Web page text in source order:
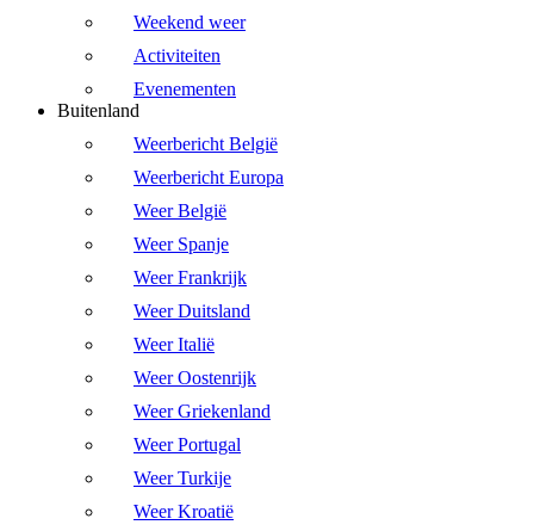
Weekend weer
Activiteiten
Evenementen
Buitenland
Weerbericht België
Weerbericht Europa
Weer België
Weer Spanje
Weer Frankrijk
Weer Duitsland
Weer Italië
Weer Oostenrijk
Weer Griekenland
Weer Portugal
Weer Turkije
Weer Kroatië